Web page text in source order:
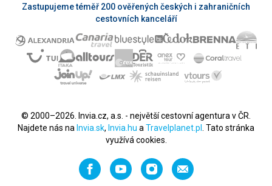
Zastupujeme téměř 200 ověřených českých i zahraničních
cestovních kanceláří
© 2000–2026. Invia.cz, a.s. - největší cestovní agentura v ČR.
Najdete nás na Invia.sk, Invia.hu a Travelplanet.pl
. Tato stránka
využívá cookies.
FacebookYouTubeInstagramNapište